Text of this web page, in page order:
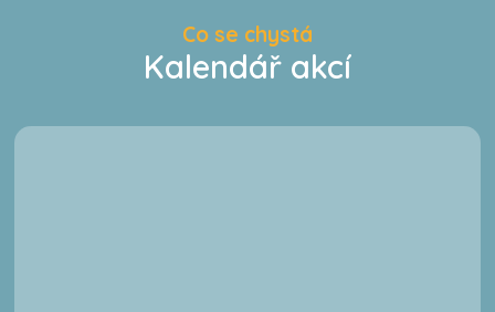
Co se chystá
Kalendář akcí